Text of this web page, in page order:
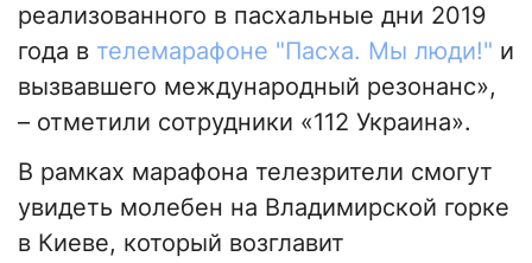
реализованного в пасхальные дни 2019
года в телемарафоне "Пасха. Мы люди!" и
вызвавшего международный резонанс»,
– отметили сотрудники «112 Украина».
В рамках марафона телезрители смогут
увидеть молебен на Владимирской горке
в Киеве, который возглавит